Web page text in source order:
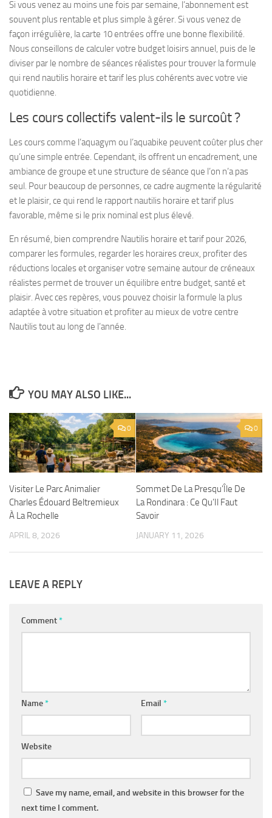
Si vous venez au moins une fois par semaine, l’abonnement est
souvent plus rentable et plus simple à gérer. Si vous venez de
façon irrégulière, la carte 10 entrées offre une bonne flexibilité.
Nous conseillons de calculer votre budget loisirs annuel, puis de le
diviser par le nombre de séances réalistes pour trouver la formule
qui rend nautilis horaire et tarif les plus cohérents avec votre vie
quotidienne.
Les cours collectifs valent-ils le surcoût ?
Les cours comme l’aquagym ou l’aquabike peuvent coûter plus cher
qu’une simple entrée. Cependant, ils offrent un encadrement, une
ambiance de groupe et une structure de séance que l’on n’a pas
seul. Pour beaucoup de personnes, ce cadre augmente la régularité
et le plaisir, ce qui rend le rapport nautilis horaire et tarif plus
favorable, même si le prix nominal est plus élevé.
En résumé, bien comprendre Nautilis horaire et tarif pour 2026,
comparer les formules, regarder les horaires creux, profiter des
réductions locales et organiser votre semaine autour de créneaux
réalistes permet de trouver un équilibre entre budget, santé et
plaisir. Avec ces repères, vous pouvez choisir la formule la plus
adaptée à votre situation et profiter au mieux de votre centre
Nautilis tout au long de l’année.
YOU MAY ALSO LIKE...
0
Visiter Le Parc Animalier
Charles Édouard Beltremieux
À La Rochelle
APRIL 8, 2026
0
Sommet De La Presqu’Île De
La Rondinara : Ce Qu’Il Faut
Savoir
JANUARY 11, 2026
LEAVE A REPLY
Comment*
Name* Email *
Website
Save my name, email, and website in this browser for the
next time I comment.